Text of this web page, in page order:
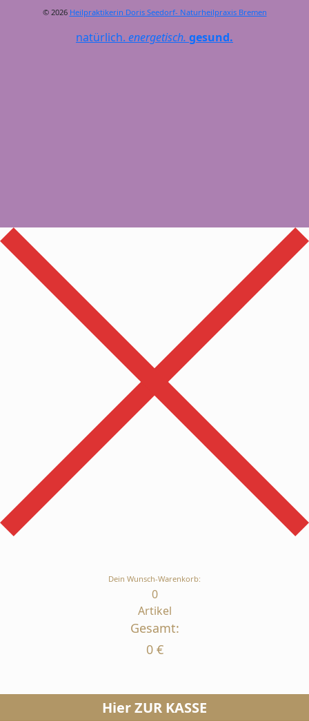
© 2026 Heilpraktikerin Doris Seedorf- Naturheilpraxis Bremen
natürlich. energetisch. gesund.
Dein Wunsch-Warenkorb:
0
Artikel
Gesamt:
0 €
Hier ZUR KASSE